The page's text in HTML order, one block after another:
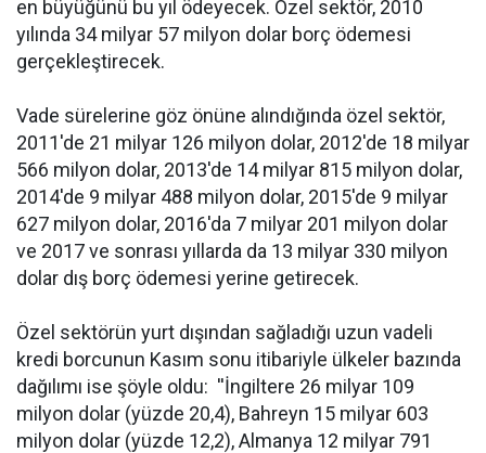
en büyüğünü bu yıl ödeyecek. Özel sektör, 2010
yılında 34 milyar 57 milyon dolar borç ödemesi
gerçekleştirecek.
Vade sürelerine göz önüne alındığında özel sektör,
2011'de 21 milyar 126 milyon dolar, 2012'de 18 milyar
566 milyon dolar, 2013'de 14 milyar 815 milyon dolar,
2014'de 9 milyar 488 milyon dolar, 2015'de 9 milyar
627 milyon dolar, 2016'da 7 milyar 201 milyon dolar
ve 2017 ve sonrası yıllarda da 13 milyar 330 milyon
dolar dış borç ödemesi yerine getirecek.
Özel sektörün yurt dışından sağladığı uzun vadeli
kredi borcunun Kasım sonu itibariyle ülkeler bazında
dağılımı ise şöyle oldu: ''İngiltere 26 milyar 109
milyon dolar (yüzde 20,4), Bahreyn 15 milyar 603
milyon dolar (yüzde 12,2), Almanya 12 milyar 791